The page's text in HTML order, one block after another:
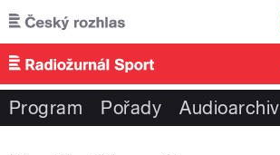
Přejít k hlavnímu obsahu
Program Pořady Audioarchiv